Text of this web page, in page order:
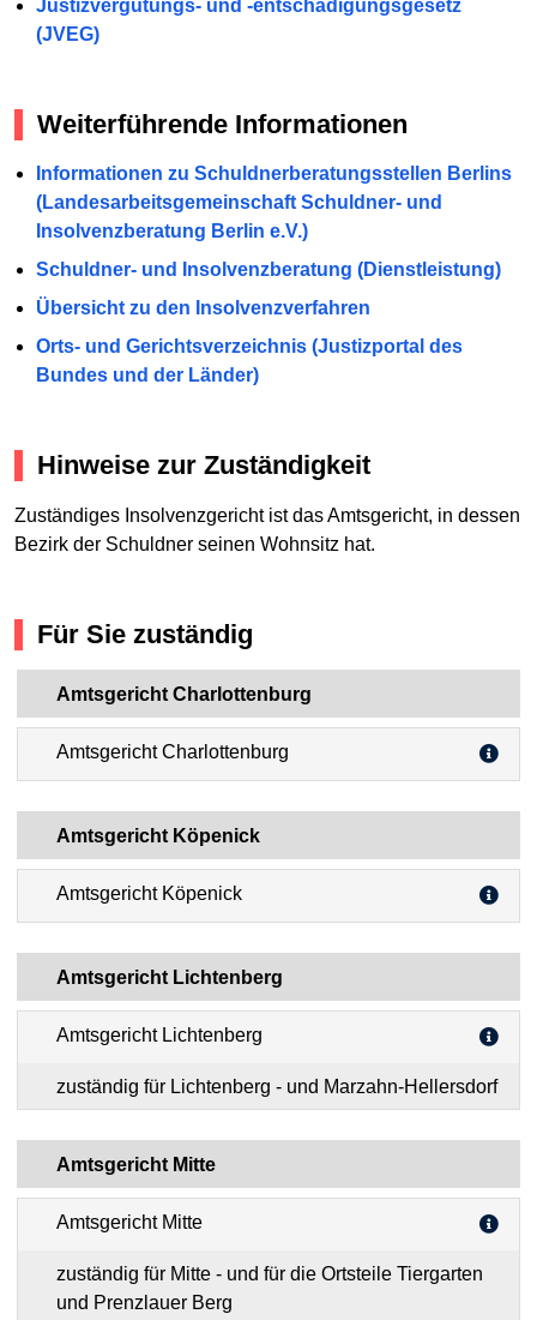
Justizvergütungs- und -entschädigungsgesetz
(JVEG)
Weiterführende Informationen
Informationen zu Schuldnerberatungsstellen Berlins
(Landesarbeitsgemeinschaft Schuldner- und
Insolvenzberatung Berlin e.V.)
Schuldner- und Insolvenzberatung (Dienstleistung)
Übersicht zu den Insolvenzverfahren
Orts- und Gerichtsverzeichnis (Justizportal des
Bundes und der Länder)
Hinweise zur Zuständigkeit
Zuständiges Insolvenzgericht ist das Amtsgericht, in dessen
Bezirk der Schuldner seinen Wohnsitz hat.
Für Sie zuständig
Amtsgericht Charlottenburg
Amtsgericht Charlottenburg
Amtsgericht Köpenick
Amtsgericht Köpenick
Amtsgericht Lichtenberg
Amtsgericht Lichtenberg
zuständig für Lichtenberg - und Marzahn-Hellersdorf
Amtsgericht Mitte
Amtsgericht Mitte
zuständig für Mitte - und für die Ortsteile Tiergarten
und Prenzlauer Berg